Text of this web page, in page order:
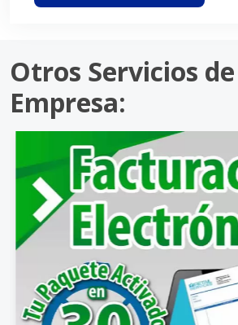
Otros Servicios
Empresa: